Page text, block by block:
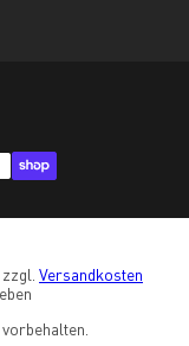
Versandkosten